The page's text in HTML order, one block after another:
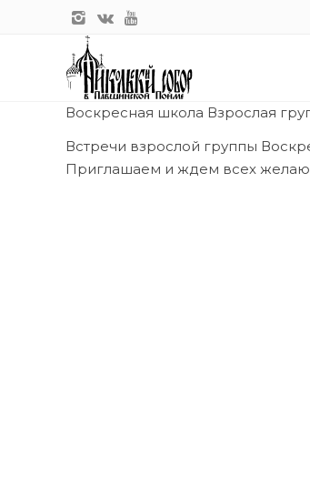
Воскресная школа Взрослая
Встречи взрослой группы
Приглашаем и ждем всех